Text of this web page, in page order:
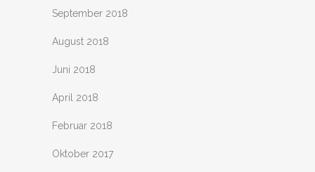
September 2018
August 2018
Juni 2018
April 2018
Februar 2018
Oktober 2017